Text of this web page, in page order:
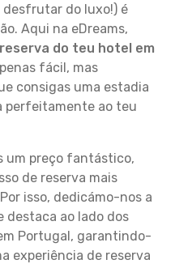
do luxo!) é
Aqui na eDreams,
reserva do teu hotel em
fácil, mas
consigas uma estadia
perfeitamente ao teu
um preço fantástico,
de reserva mais
isso, dedicámo-nos a
destaca ao lado dos
Portugal, garantindo-
experiência de reserva